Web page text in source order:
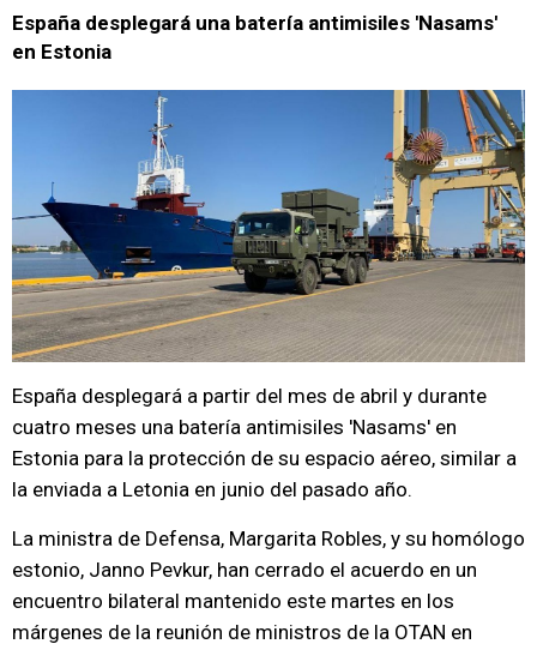
España desplegará una batería antimisiles 'Nasams'
en Estonia
España desplegará a partir del mes de abril y durante
cuatro meses una batería antimisiles 'Nasams' en
Estonia para la protección de su espacio aéreo, similar a
la enviada a Letonia en junio del pasado año.
La ministra de Defensa, Margarita Robles, y su homólogo
estonio, Janno Pevkur, han cerrado el acuerdo en un
encuentro bilateral mantenido este martes en los
márgenes de la reunión de ministros de la OTAN en